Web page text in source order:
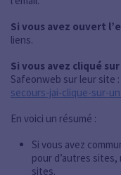
Si vous avez ouvert
liens.
Si vous avez cliqué
Safeonweb sur leur site :
secours-jai-clique-sur-
En voici un résumé :
Si vous avez
pour d’autres
sites.